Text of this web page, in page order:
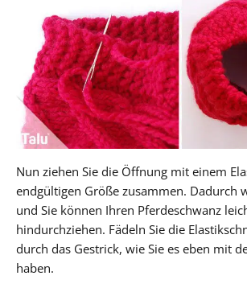
Nun ziehen Sie die Öffnung mit einem
endgültigen Größe zusammen. Dadurch
und Sie können Ihren Pferdeschwanz
hindurchziehen. Fädeln Sie die
durch das Gestrick, wie Sie es eben mit
haben.